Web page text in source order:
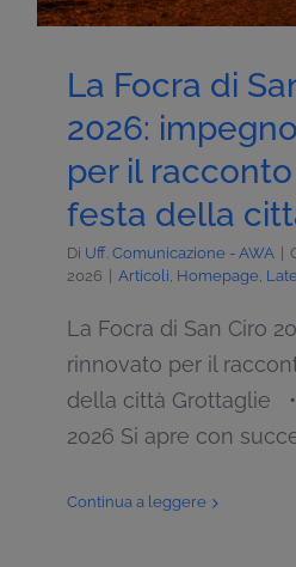
La Focra di
2026:
per il
festa della
Di Uff. Comunicazione - AWA
2026
Articoli, Homepage,
La Focra di San Ciro
rinnovato per il
della città Grottaglie
2026 Si apre con
Continua a leggere